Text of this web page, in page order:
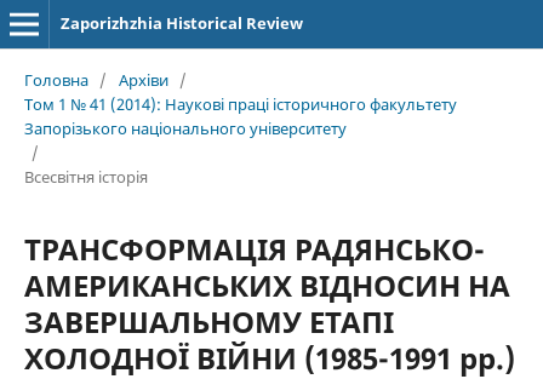
Zaporizhzhia Historical Review
Головна / Архіви /
Том 1 № 41 (2014): Наукові праці історичного факультету
Запорізького національного університету
/
Всесвітня історія
ТРАНСФОРМАЦІЯ РАДЯНСЬКО-
АМЕРИКАНСЬКИХ ВІДНОСИН НА
ЗАВЕРШАЛЬНОМУ ЕТАПІ
ХОЛОДНОЇ ВІЙНИ (1985-1991 рр.)